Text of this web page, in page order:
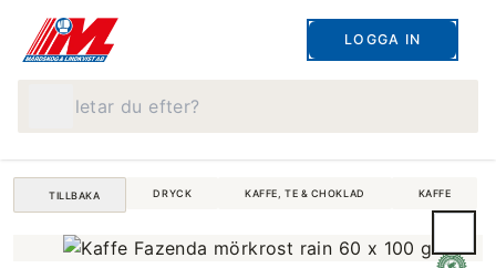
LOGGA IN
TILLBAKA DRYCK KAFFE, TE & CHOKLAD KAFFE